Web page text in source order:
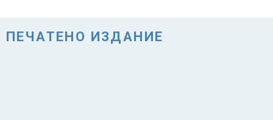
ПЕЧАТЕНО ИЗДАНИЕ